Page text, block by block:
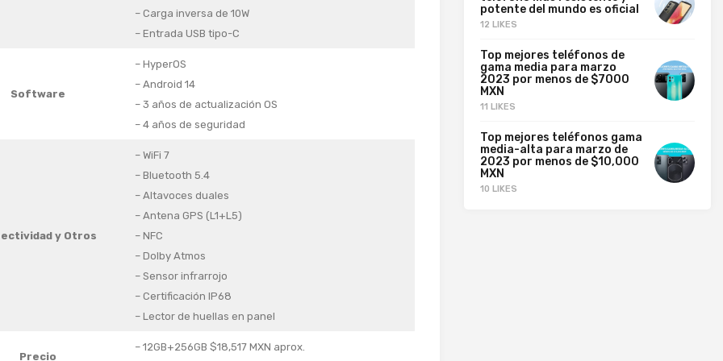
– Carga inversa de 10W
– Entrada USB tipo-C
Software
– HyperOS
– Android 14
– 3 años de actualización OS
– 4 años de seguridad
y Otros
– WiFi 7
– Bluetooth 5.4
– Altavoces duales
– Antena GPS (L1+L5)
– NFC
– Dolby Atmos
– Sensor infrarrojo
– Certificación IP68
– Lector de huellas en panel
Precio
– 12GB+256GB $18,517 MXN aprox.
potente del mundo es oficial
12 LIKES
Top mejores teléfonos de
gama media para marzo
2023 por menos de $7000
MXN
11 LIKES
Top mejores teléfonos gama
media-alta para marzo de
2023 por menos de $10,000
MXN
10 LIKES